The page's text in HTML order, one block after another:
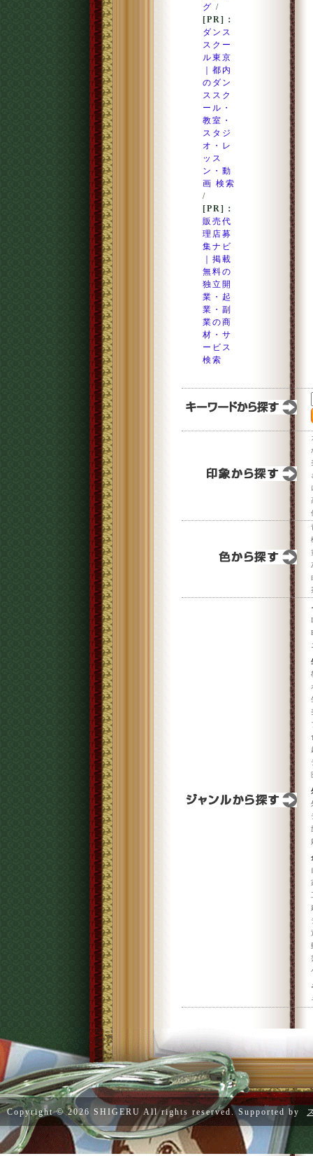
グ /
[PR]：
ダンス
スクー
ル東京
｜都内
のダン
ススク
ール・
教室・
スタジ
オ・レ
ッス
ン・動
画 検索
/
[PR]：
販売代
理店募
集ナビ
｜掲載
無料の
独立開
業・起
業・副
業の商
材・サ
ービス
検索
Copyright ©2026 SHIGERU All rights reserved. Supported by